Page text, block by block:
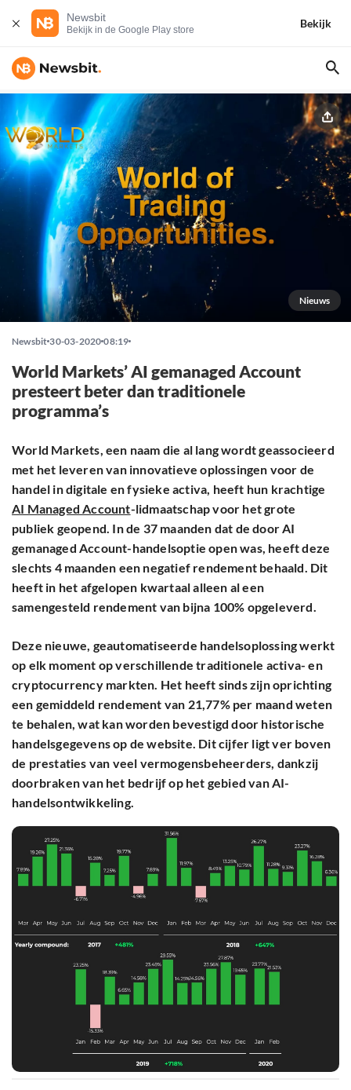
Newsbit
Bekijk in de Google Play store
Bekijk
Nieuws
Newsbit 30-03-2020 08:19
World Markets’ AI gemanaged Account
presteert beter dan traditionele
programma’s
World Markets, een naam die al lang wordt geassocieerd
met het leveren van innovatieve oplossingen voor de
handel in digitale en fysieke activa, heeft hun krachtige
AI Managed Account-lidmaatschap voor het grote
publiek geopend. In de 37 maanden dat de door AI
gemanaged Account-handelsoptie open was, heeft deze
slechts 4 maanden een negatief rendement behaald. Dit
heeft in het afgelopen kwartaal alleen al een
samengesteld rendement van bijna 100% opgeleverd.
Deze nieuwe, geautomatiseerde handelsoplossing werkt
op elk moment op verschillende traditionele activa- en
cryptocurrency markten. Het heeft sinds zijn oprichting
een gemiddeld rendement van 21,77% per maand weten
te behalen, wat kan worden bevestigd door historische
handelsgegevens op de website. Dit cijfer ligt ver boven
de prestaties van veel vermogensbeheerders, dankzij
doorbraken van het bedrijf op het gebied van AI-
handelsontwikkeling.